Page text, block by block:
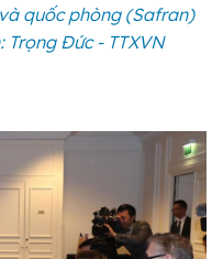
quốc phòng (Safran)
Trọng Đức - TTXVN